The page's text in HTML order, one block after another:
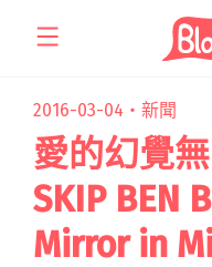
2016-03-04・ 新聞
愛的幻覺
SKIP BEN
Mirror in